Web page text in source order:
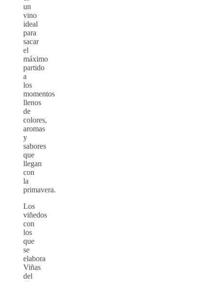
un
vino
ideal
para
sacar
el
máximo
partido
a
los
momentos
llenos
de
colores,
aromas
y
sabores
que
llegan
con
la
primavera.
Los
viñedos
con
los
que
se
elabora
Viñas
del